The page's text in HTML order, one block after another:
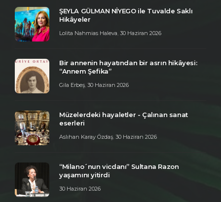
ŞEYLA GÜLMAN NİYEGO ile Tuvalde Saklı
Hikâyeler
Lolita Nahmias Haleva 30 Haziran 2026
Bir annenin hayatından bir asrın hikâyesi:
“Annem Şefika”
Gila Erbeş 30 Haziran 2026
Müzelerdeki hayaletler - Çalınan sanat
eserleri
Aslıhan Karay Özdaş 30 Haziran 2026
“Milano´nun vicdanı” Sultana Razon
yaşamını yitirdi
30 Haziran 2026